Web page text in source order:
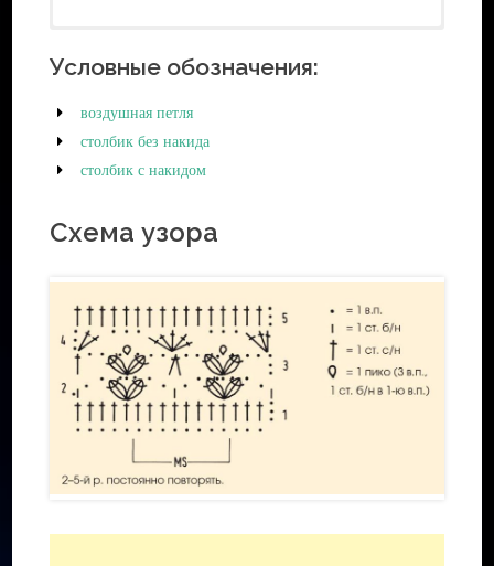
Бренд — Yarn Art Begonia
Советы для новичков:
Виды пряжи:
Пряжа из искусственных волокон
Шерстяная пряжа
Синтетическая пряжа
Маркеры для блокировки стежка
Готовые решения:
Набор инструментов для вязания крючком новичку
Условные обозначения:
воздушная петля
столбик без накида
столбик с накидом
Схема узора